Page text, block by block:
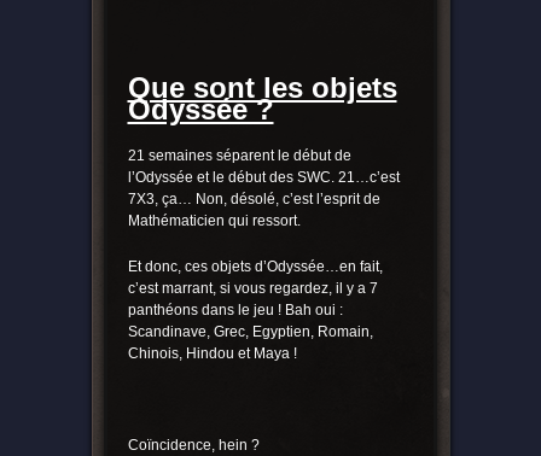
Que sont les objets
Odyssée ?
21 semaines séparent le début de
l’Odyssée et le début des SWC. 21…c’est
7X3, ça… Non, désolé, c’est l’esprit de
Mathématicien qui ressort.
Et donc, ces objets d’Odyssée…en fait,
c’est marrant, si vous regardez, il y a 7
panthéons dans le jeu ! Bah oui :
Scandinave, Grec, Egyptien, Romain,
Chinois, Hindou et Maya !
Coïncidence, hein ?